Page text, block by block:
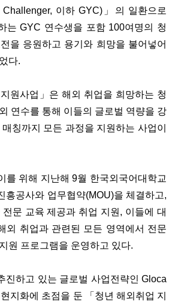
이하 GYC)」의 일환으로
는 GYC 연수생을 포함 100여명의 청
을 응원하고 용기와 희망을 불어넣어
다.
지원사업」은 해외 취업을 희망하는 청
연수를 통해 이들의 글로벌 역량을 강
칭까지 모든 과정을 지원하는 사업이
를 위해 지난해 9월 한국외국어대학교
흥공사와 업무협약(MOU)을 체결하고,
문 교육 제공과 취업 지원, 이들에 대
외 취업과 관련된 모든 영역에서 전문
원 프로그램을 운영하고 있다.
진하고 있는 글로벌 사업전략인 Gloca
지화에 초점을 둔 「청년 해외취업 지